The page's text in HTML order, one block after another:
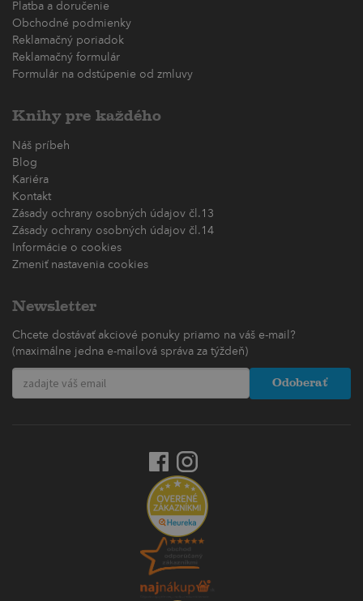
Platba a doručenie
Obchodné podmienky
Reklamačný poriadok
Reklamačný formulár
Formulár na odstúpenie od zmluvy
Knihy pre každého
Náš príbeh
Blog
Kariéra
Kontakt
Zásady ochrany osobných údajov čl.13
Zásady ochrany osobných údajov čl.14
Informácie o cookies
Zmeniť nastavenia cookies
Newsletter
Chcete dostávať akciové ponuky priamo na váš e-mail?
(maximálne jedna e-mailová správa za týždeň)
Odoberať